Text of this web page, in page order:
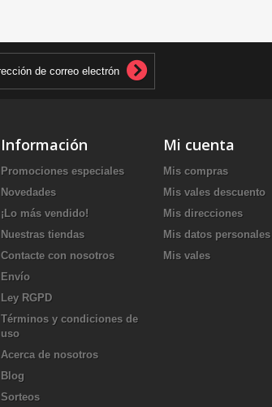
Información
Promociones especiales
Novedades
¡Lo más vendido!
Nuestras tiendas
Contacte con nosotros
Envío
Ley RGPD
Términos y condiciones de
uso
Acerca de nosotros
Blog
Sorteos
Mi cuenta
Mis compras
Mis vales descuento
Mis direcciones
Mis datos personales
Mis vales